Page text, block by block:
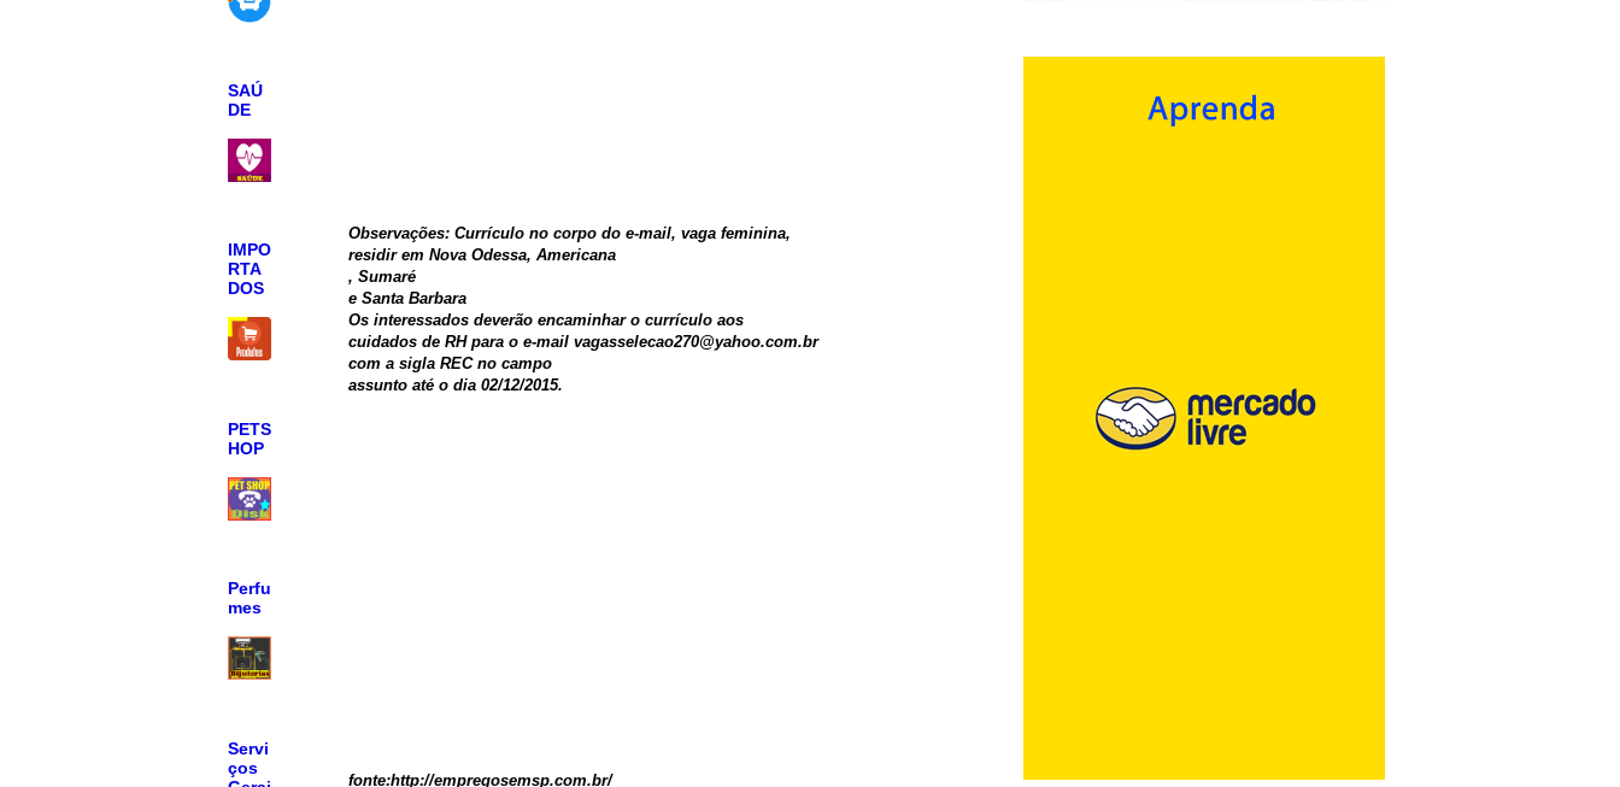
Observações: Currículo no corpo do e-mail, vaga feminina,
residir em Nova Odessa, Americana
, Sumaré
e Santa Barbara
Os interessados deverão encaminhar o currículo aos
cuidados de RH para o e-mail vagasselecao270@yahoo.com.br
com a sigla REC no campo
assunto até o dia 02/12/2015.
fonte:http://empregosemsp.com.br/
SAÚ
DE
IMPO
RTA
DOS
PETS
HOP
Perfu
mes
Servi
ços